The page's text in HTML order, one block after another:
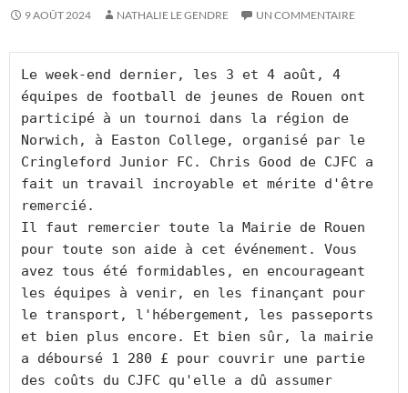
9 AOÛT 2024 NATHALIE LE GENDRE UN COMMENTAIRE
Le week-end dernier, les 3 et 4 août, 4
équipes de football de jeunes de Rouen ont
participé à un tournoi dans la région de
Norwich, à Easton College, organisé par le
Cringleford Junior FC. Chris Good de CJFC a
fait un travail incroyable et mérite d'être
remercié.
Il faut remercier toute la Mairie de Rouen
pour toute son aide à cet événement. Vous
avez tous été formidables, en encourageant
les équipes à venir, en les finançant pour
le transport, l'hébergement, les passeports
et bien plus encore. Et bien sûr, la mairie
a déboursé 1 280 £ pour couvrir une partie
des coûts du CJFC qu'elle a dû assumer